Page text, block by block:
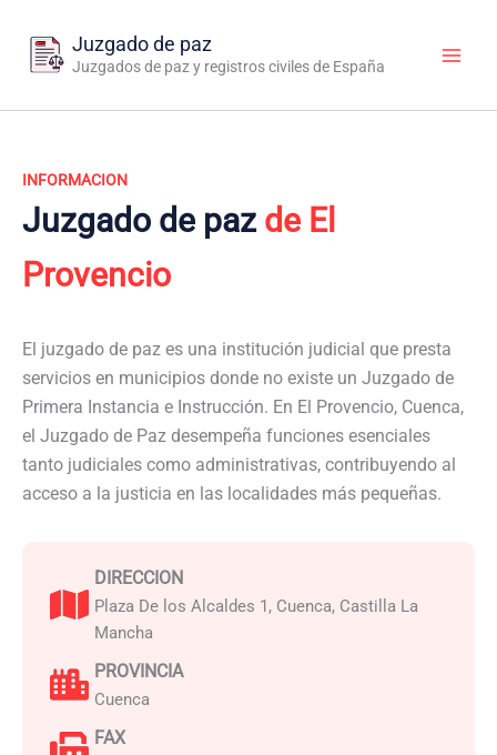
contenido
Juzgado de paz
Juzgados de paz y registros civiles de España
INFORMACION
Juzgado de paz de El
Provencio
El juzgado de paz es una institución judicial que presta
servicios en municipios donde no existe un Juzgado de
Primera Instancia e Instrucción. En El Provencio, Cuenca,
el Juzgado de Paz desempeña funciones esenciales
tanto judiciales como administrativas, contribuyendo al
acceso a la justicia en las localidades más pequeñas.
DIRECCION
Plaza De los Alcaldes 1, Cuenca, Castilla La
Mancha
PROVINCIA
Cuenca
FAX